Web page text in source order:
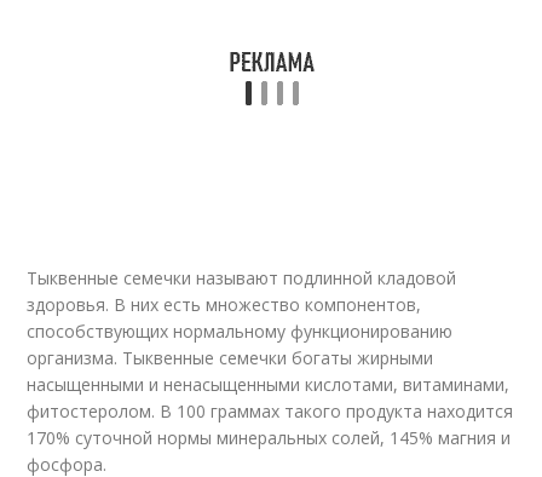
Тыквенные семечки называют подлинной кладовой
здоровья. В них есть множество компонентов,
способствующих нормальному функционированию
организма. Тыквенные семечки богаты жирными
насыщенными и ненасыщенными кислотами, витаминами,
фитостеролом. В 100 граммах такого продукта находится
170% суточной нормы минеральных солей, 145% магния и
фосфора.